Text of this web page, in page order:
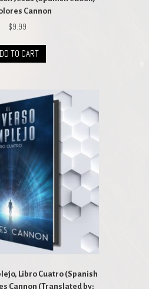
Cannon
$9.99
TO CART
Libro Cuatro (Spanish
Cannon (Translated by: